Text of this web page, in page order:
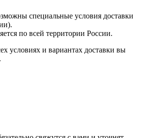
специальные условия доставки
по всей территории России.
условиях и вариантах доставки вы
.